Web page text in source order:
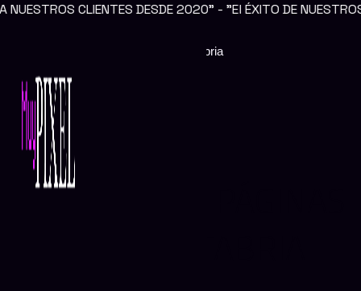
Ir
DESDE 2020" - "El ÉXITO DE NUESTROS CLIENTES
Creación de páginas web en Cantabria
CREACIÓN DE PÁGINAS